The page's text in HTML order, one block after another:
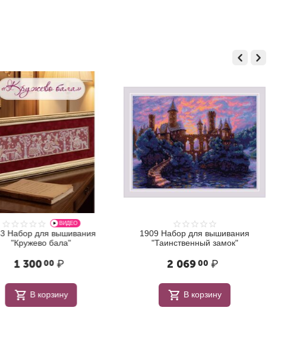
ВИДЕО
Набор для вышивания
"Кружево бала"
1 30000 ₽
В корзину
1909 Набор для вышивания
"Таинственный замок"
2 06900 ₽
В корзину